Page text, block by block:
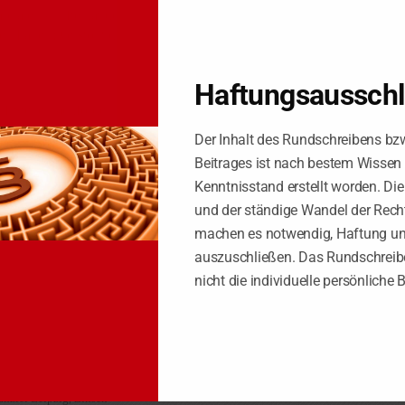
hat der Gesetzgeber seinen Willen, diese Zinsen der
verstößt die Regelung nicht gegen das Verfassungsrecht.
nicht steuermindernd geltend gemacht
führen – nämlich dann, wenn Steuernachforderungen und
Bemessungsgrundlage einzubeziehen, soweit ihnen nicht
Finanzamt zu stellen.
für unterschiedliche Jahre im engen zeitlichen und sachlichen
Wareneinsatzes im Folgejahr (= Gewinnminderung)).
Leipzig,Zinsen
Der Inhalt des Rundschreibens
Beitrages ist nach bestem Wissen
Kenntnisstand erstellt worden.
und der ständige Wandel der
machen es notwendig, Haftung
auszuschließen. Das
nicht die individuelle persönliche